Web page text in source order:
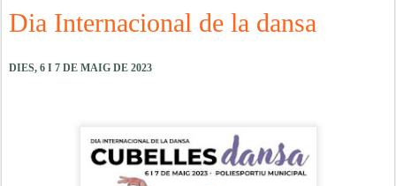
Dia Internacional de la dansa
DIES, 6 I 7 DE MAIG DE 2023